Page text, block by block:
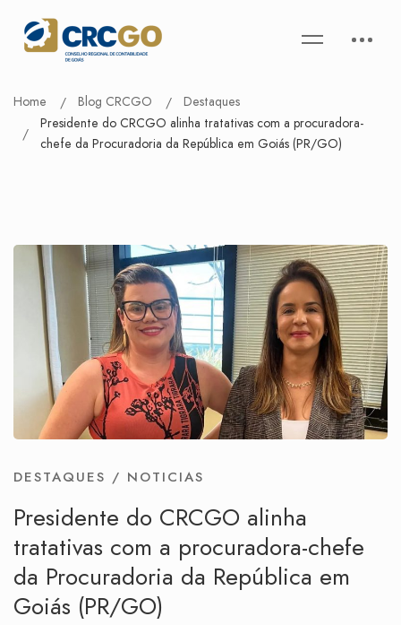
Home Blog CRCGO
Destaques
Presidente do CRCGO alinha tratativas com a procuradora-
chefe da Procuradoria da República em Goiás (PR/GO)
DESTAQUES / NOTICIAS
Presidente do CRCGO alinha
tratativas com a procuradora-chefe
da Procuradoria da República em
Goiás (PR/GO)